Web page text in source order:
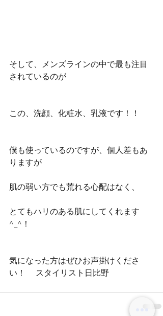
そして、メンズラインの中で最も注目
されているのが
この、洗顔、化粧水、乳液です！！
僕も使っているのですが、個人差もあ
りますが
肌の弱い方でも荒れる心配はなく、
とてもハリのある肌にしてくれます
^_^！
気になった方はぜひお声掛けくださ
い！     スタイリスト日比野